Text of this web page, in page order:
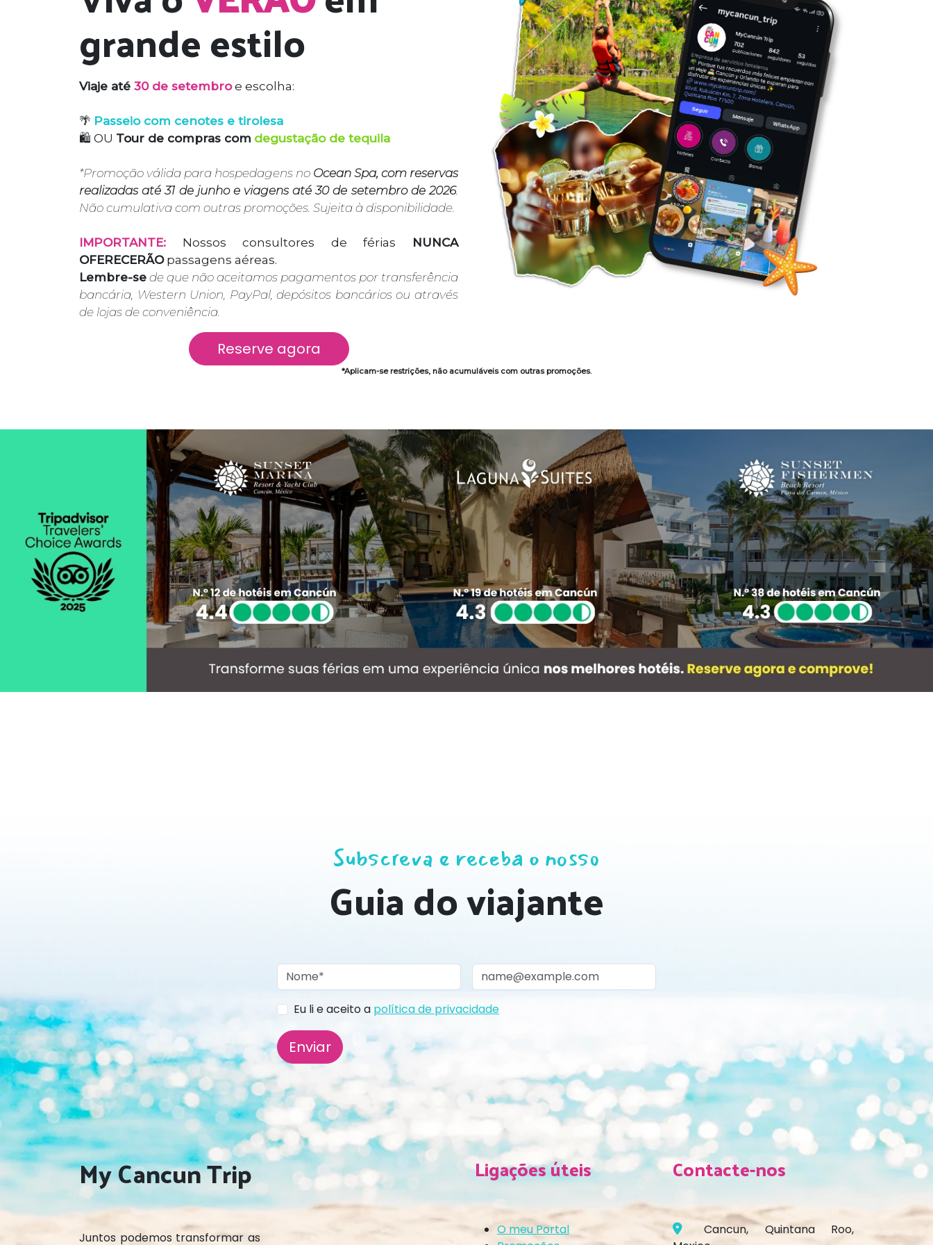
grande estilo
Viaje até 30 de setembroe escolha:
🌴 Passeio com cenotes e tirolesa
🛍️ OU Tour de compras com degustação de tequila
*Promoção válida para hospedagens no Ocean Spa, com reservas
realizadas até 31 de junho e viagens até 30 de setembro de 2026.
Não cumulativa com outras promoções. Sujeita à disponibilidade.
IMPORTANTE: Nossos consultores de férias NUNCA
OFERECERÃOpassagens aéreas.
Lembre-se de que não aceitamos pagamentos por transferência
bancária, Western Union, PayPal, depósitos bancários ou através
de lojas de conveniência.
Reserve agora
*Aplicam-se restrições, não acumuláveis com outras promoções.
Subscreva e receba o nosso
Guia do viajante
Eu li e aceito a política de privacidade
Enviar
My Cancun Trip
Juntos podemos transformar as
Ligações úteis
O meu Portal
Contacte-nos
Cancun, Quintana Roo,